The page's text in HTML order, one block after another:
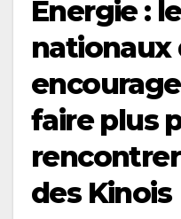
Énergie :
nationaux
faire plus
des Kinois